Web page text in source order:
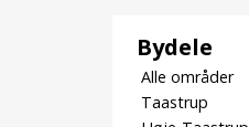
Bydele
Alle områder
Taastrup